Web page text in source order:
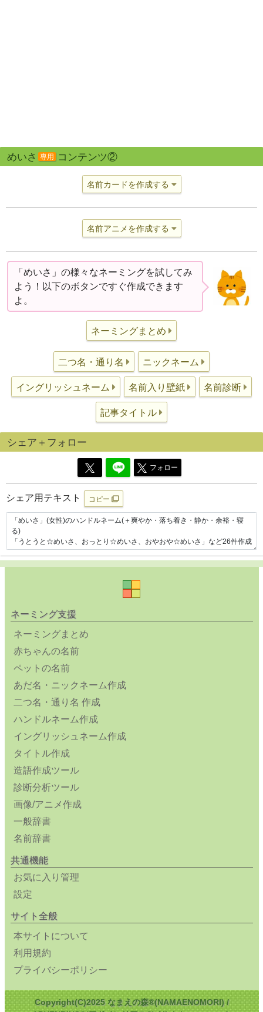
めいさ 専用 コンテンツ②
名前カードを作成する
名前アニメを作成する
「めいさ」の様々なネーミングを試してみ
よう！以下のボタンですぐ作成できます
よ。
ネーミングまとめ
二つ名・通り名 ニックネーム
イングリッシュネーム 名前入り壁紙 名前診断
記事タイトル
シェア＋フォロー
フォロー
シェア用テキスト コピー
ネーミング支援
ネーミングまとめ
赤ちゃんの名前
ペットの名前
あだ名・ニックネーム作成
二つ名・通り名 作成
ハンドルネーム作成
イングリッシュネーム作成
タイトル作成
造語作成ツール
診断分析ツール
画像/アニメ作成
一般辞書
名前辞書
共通機能
お気に入り管理
設定
サイト全般
本サイトについて
利用規約
プライバシーポリシー
Copyright(C)2025 なまえの森®(NAMAENOMORI) /